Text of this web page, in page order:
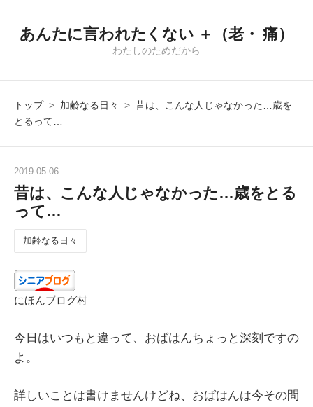
あんたに言われたくない ＋（老・ 痛）
わたしのためだから
トップ > 加齢なる日々 > 昔は、こんな人じゃなかった…歳を
とるって…
2019-05-06
昔は、こんな人じゃなかった…歳をとる
って…
加齢なる日々
にほんブログ村
今日はいつもと違って、おばはんちょっと深刻ですの
よ。
詳しいことは書けませんけどね、おばはんは今その問